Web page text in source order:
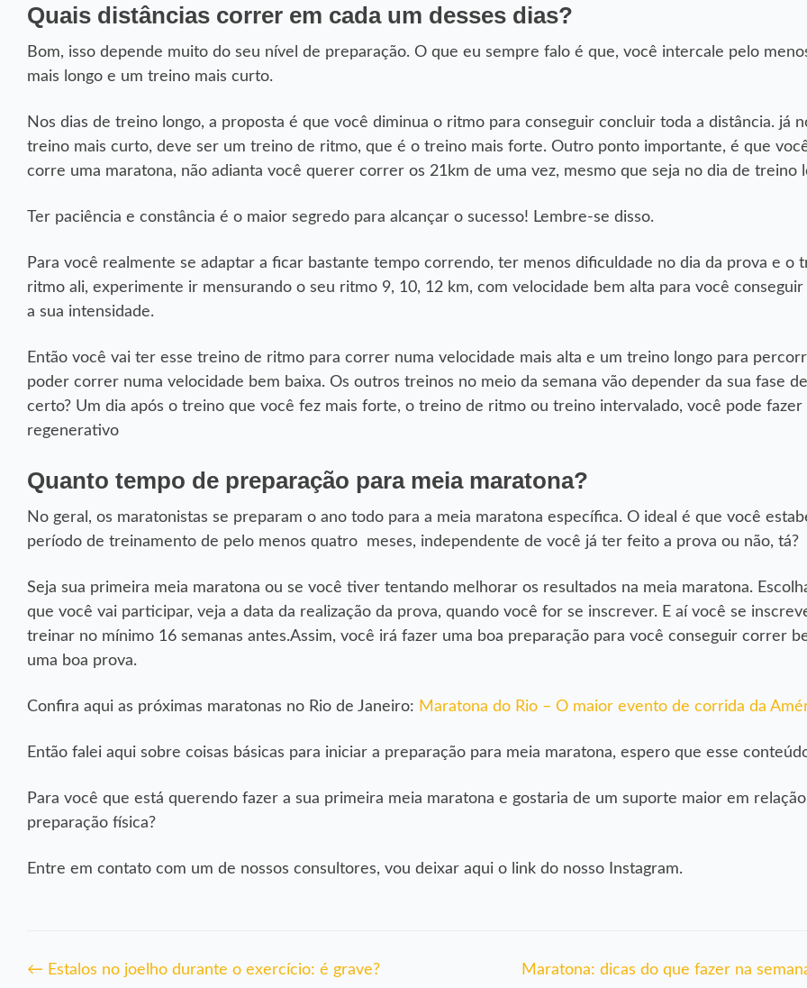
Quais distâncias correr em cada um desses dias?
Bom, isso depende muito do seu nível de preparação. O que eu sempre falo é que, você intercale pelo
mais longo e um treino mais curto.
Nos dias de treino longo, a proposta é que você diminua o ritmo para conseguir concluir toda a distância. já
treino mais curto, deve ser um treino de ritmo, que é o treino mais forte. Outro ponto importante, é que
corre uma maratona, não adianta você querer correr os 21km de uma vez, mesmo que seja no dia de treino
Ter paciência e constância é o maior segredo para alcançar o sucesso! Lembre-se disso.
Para você realmente se adaptar a ficar bastante tempo correndo, ter menos dificuldade no dia da prova e o
ritmo ali, experimente ir mensurando o seu ritmo 9, 10, 12 km, com velocidade bem alta para você conseguir
a sua intensidade.
Então você vai ter esse treino de ritmo para correr numa velocidade mais alta e um treino longo para
poder correr numa velocidade bem baixa. Os outros treinos no meio da semana vão depender da sua fase
certo? Um dia após o treino que você fez mais forte, o treino de ritmo ou treino intervalado, você pode
regenerativo
Quanto tempo de preparação para meia maratona?
No geral, os maratonistas se preparam o ano todo para a meia maratona específica. O ideal é que você
período de treinamento de pelo menos quatro meses, independente de você já ter feito a prova ou não, tá?
Seja sua primeira meia maratona ou se você tiver tentando melhorar os resultados na meia maratona.
que você vai participar, veja a data da realização da prova, quando você for se inscrever. E aí você se
treinar no mínimo 16 semanas antes.Assim, você irá fazer uma boa preparação para você conseguir correr
uma boa prova.
Confira aqui as próximas maratonas no Rio de Janeiro: Maratona do Rio – O maior evento de corrida da
Então falei aqui sobre coisas básicas para iniciar a preparação para meia maratona, espero que esse
Para você que está querendo fazer a sua primeira meia maratona e gostaria de um suporte maior em relação
preparação física?
Entre em contato com um de nossos consultores, vou deixar aqui o link do nosso Instagram.
Navegação
← Estalos no joelho durante o exercício: é grave? Maratona: dicas do que fazer na